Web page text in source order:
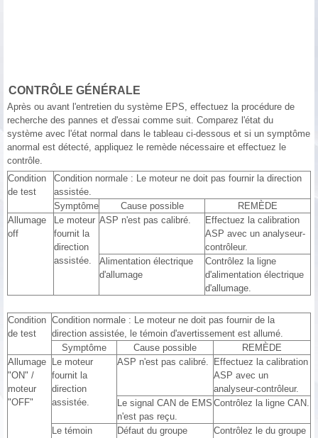
CONTRÔLE GÉNÉRALE
Après ou avant l'entretien du système EPS, effectuez la procédure de
recherche des pannes et d'essai comme suit. Comparez l'état du
système avec l'état normal dans le tableau ci-dessous et si un symptôme
anormal est détecté, appliquez le remède nécessaire et effectuez le
contrôle.
Condition
de test
Condition normale : Le moteur ne doit pas fournir la direction
assistée.
Symptôme
Cause possible
REMÈDE
Allumage
off
Le moteur
fournit la
direction
assistée.
ASP n'est pas calibré.
Effectuez la calibration
ASP avec un analyseur-
contrôleur.
Alimentation électrique
d'allumage
Contrôlez la ligne
d'alimentation électrique
d'allumage.
Condition
de test
Condition normale : Le moteur ne doit pas fournir de la
direction assistée, le témoin d'avertissement est allumé.
Symptôme
Cause possible
REMÈDE
Allumage
"ON" /
moteur
"OFF"
Le moteur
fournit la
direction
assistée.
ASP n'est pas calibré.
Effectuez la calibration
ASP avec un
analyseur-contrôleur.
Le signal CAN de EMS
n'est pas reçu.
Contrôlez la ligne CAN.
Le témoin
Défaut du groupe
Contrôlez le du groupe